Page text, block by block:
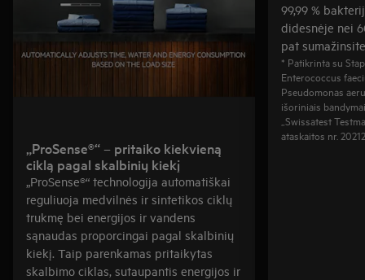
„ProSense®“ – pritaiko kiekvieną
ciklą pagal skalbinių kiekį
„ProSense®“ technologija automatiškai
reguliuoja medvilnės ir sintetikos ciklų
trukmę bei energijos ir vandens
sąnaudas proporcingai pagal skalbinių
kiekį. Taip parenkamas pritaikytas
skalbimo ciklas, sutaupantis energijos ir
99,99 %
didesnėje nei
pat
* Patikrinta su
Enterococcus
Pseudomonas
išoriniais
„Swissatest
ataskaitos nr.